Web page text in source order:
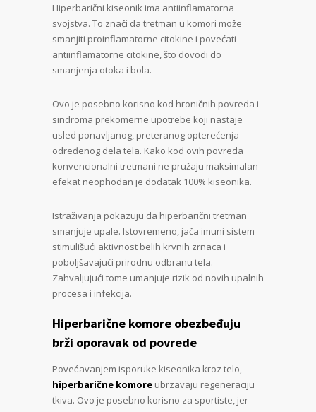
Hiperbarični kiseonik ima antiinflamatorna
svojstva. To znači da tretman u komori može
smanjiti proinflamatorne citokine i povećati
antiinflamatorne citokine, što dovodi do
smanjenja otoka i bola.
Ovo je posebno korisno kod hroničnih povreda i
sindroma prekomerne upotrebe koji nastaje
usled ponavljanog, preteranog opterećenja
određenog dela tela. Kako kod ovih povreda
konvencionalni tretmani ne pružaju maksimalan
efekat neophodan je dodatak 100% kiseonika.
Istraživanja pokazuju da hiperbarični tretman
smanjuje upale. Istovremeno, jača imuni sistem
stimulišući aktivnost belih krvnih zrnaca i
poboljšavajući prirodnu odbranu tela.
Zahvaljujući tome umanjuje rizik od novih upalnih
procesa i infekcija.
Hiperbarične komore obezbeđuju
brži oporavak od povrede
Povećavanjem isporuke kiseonika kroz telo,
hiperbarične komore ubrzavaju regeneraciju
tkiva. Ovo je posebno korisno za sportiste, jer